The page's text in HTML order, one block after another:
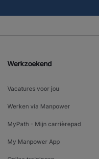
Werkzoekend
Vacatures voor jou
Werken via Manpower
MyPath - Mijn carrièrepad
My Manpower App